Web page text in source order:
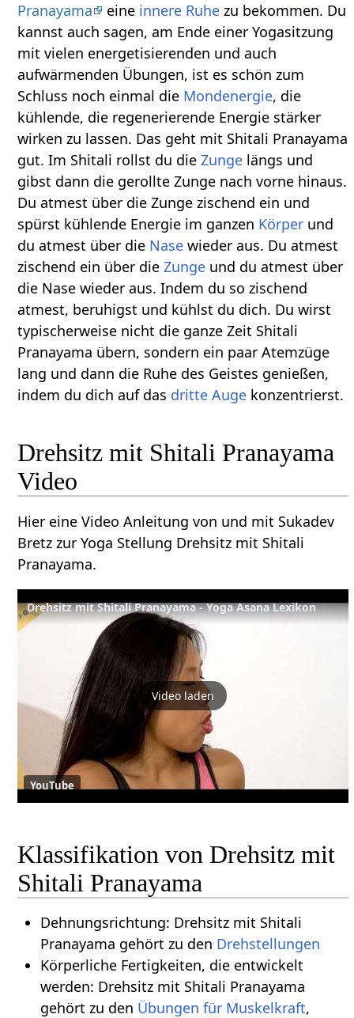
Pranayama
eine innere Ruhe zu bekommen. Du
kannst auch sagen, am Ende einer Yogasitzung
mit vielen energetisierenden und auch
aufwärmenden Übungen, ist es schön zum
Schluss noch einmal die Mondenergie, die
kühlende, die regenerierende Energie stärker
wirken zu lassen. Das geht mit Shitali Pranayama
gut. Im Shitali rollst du dieZunge längs und
gibst dann die gerollte Zunge nach vorne hinaus.
Du atmest über die Zunge zischend ein und
spürst kühlende Energie im ganzen Körper und
du atmest über die Nase wieder aus. Du atmest
zischend ein über dieZunge und du atmest über
die Nase wieder aus. Indem du so zischend
atmest, beruhigst und kühlst du dich. Du wirst
typischerweise nicht die ganze Zeit Shitali
Pranayama übern, sondern ein paar Atemzüge
lang und dann die Ruhe des Geistes genießen,
indem du dich auf das dritte Auge konzentrierst.
Drehsitz mit Shitali Pranayama
Video
Hier eine Video Anleitung von und mit Sukadev
Bretz zur Yoga Stellung Drehsitz mit Shitali
Pranayama.
Drehsitz mit Shitali Pranayama - Yoga Asana Lexikon
Video laden
YouTube
Klassifikation von Drehsitz mit
Shitali Pranayama
Dehnungsrichtung: Drehsitz mit Shitali
Pranayama gehört zu den Drehstellungen
Körperliche Fertigkeiten, die entwickelt
werden: Drehsitz mit Shitali Pranayama
gehört zu den Übungen für Muskelkraft,